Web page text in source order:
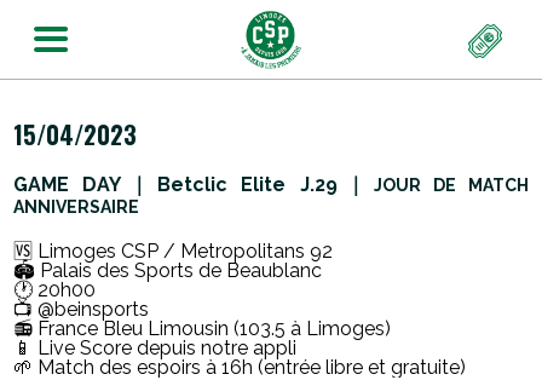
15/04/2023
GAME DAY｜Betclic Elite J.29｜
JOUR DE MATCH
ANNIVERSAIRE
🆚 Limoges CSP / Metropolitans 92
🏟️ Palais des Sports de Beaublanc
🕐 20h00
📺 @beinsports
📻 France Bleu Limousin (103.5 à Limoges)
📱 Live Score depuis notre appli
🌱 Match des espoirs à 16h (entrée libre et gratuite)